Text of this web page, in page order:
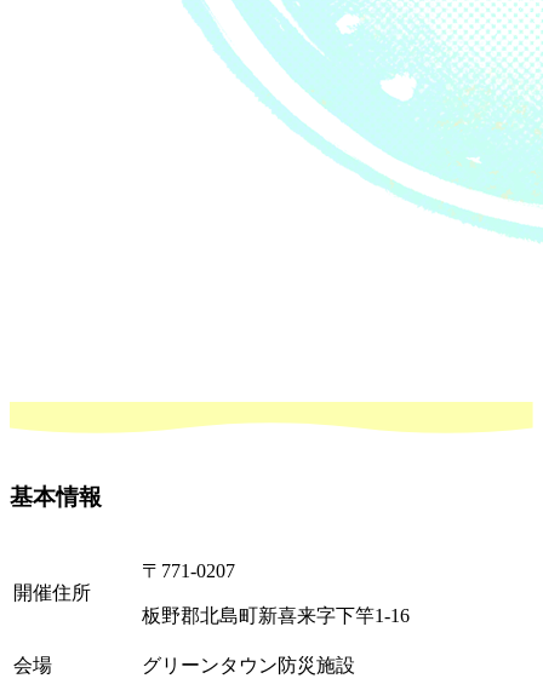
基本情報
開催住所
〒771-0207
板野郡北島町新喜来字下竿1-16
会場 グリーンタウン防災施設